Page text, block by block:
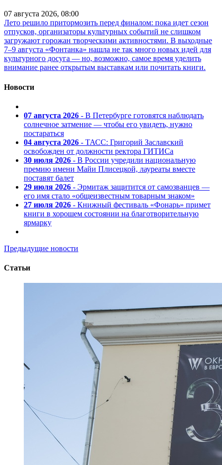
07 августа 2026, 08:00
Лето решило притормозить перед финалом: пока идет сезон
отпусков, организаторы культурных событий не слишком
загружают горожан творческими активностями. В выходные
7–9 августа «Фонтанка» нашла не так много новых идей для
культурного досуга — но, возможно, самое время уделить
внимание ранее открытым выставкам или почитать книги.
Новости
07 августа 2026 - В Петербурге готовятся наблюдать
солнечное затмение — чтобы его увидеть, нужно
постараться
04 августа 2026 - ТАСС: Григорий Заславский
освобожден от должности ректора ГИТИСа
30 июля 2026 - В России учредили национальную
премию имени Майи Плисецкой, лауреаты вместе
поставят балет
29 июля 2026 - Эрмитаж защитится от самозванцев —
его имя стало «общеизвестным товарным знаком»
27 июля 2026 - Книжный фестиваль «Фонарь» примет
книги в хорошем состоянии на благотворительную
ярмарку
Предыдущие новости
Статьи